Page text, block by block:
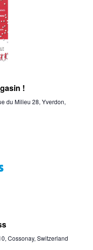
!
du Milieu 28, Yverdon,
Cossonay, Switzerland